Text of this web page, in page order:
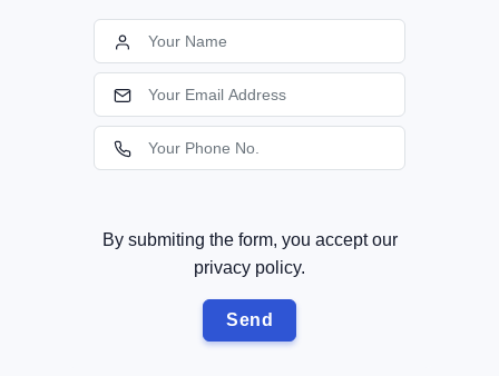
By submiting the form, you accept our
privacy policy.